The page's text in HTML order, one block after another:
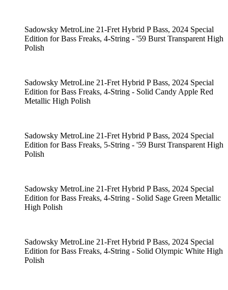
Sadowsky MetroLine 21-Fret Hybrid P Bass, 2024 Special
Edition for Bass Freaks, 4-String - '59 Burst Transparent High
Polish
Sadowsky MetroLine 21-Fret Hybrid P Bass, 2024 Special
Edition for Bass Freaks, 4-String - Solid Candy Apple Red
Metallic High Polish
Sadowsky MetroLine 21-Fret Hybrid P Bass, 2024 Special
Edition for Bass Freaks, 5-String - '59 Burst Transparent High
Polish
Sadowsky MetroLine 21-Fret Hybrid P Bass, 2024 Special
Edition for Bass Freaks, 4-String - Solid Sage Green Metallic
High Polish
Sadowsky MetroLine 21-Fret Hybrid P Bass, 2024 Special
Edition for Bass Freaks, 4-String - Solid Olympic White High
Polish